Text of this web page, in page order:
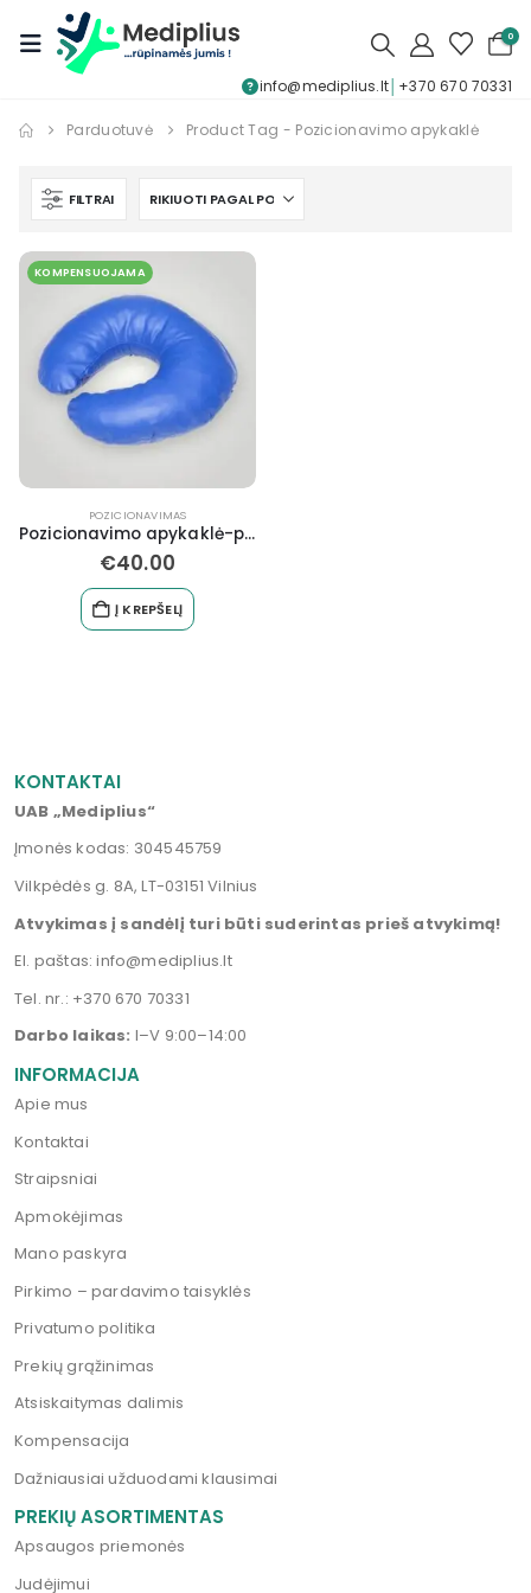
0
info@mediplius.lt│ +370 670 70331
Parduotuvė Product Tag - Pozicionavimo apykaklė
FILTRAI
KOMPENSUOJAMA
POZICIONAVIMAS
Pozicionavimo apykaklė-pagalvė
€40.00
Į KREPŠELĮ
KONTAKTAI
UAB „Mediplius“
Įmonės kodas: 304545759
Vilkpėdės g. 8A, LT-03151 Vilnius
Atvykimas į sandėlį turi būti suderintas prieš atvykimą!
El. paštas:info@mediplius.lt
Tel. nr.: +370 670 70331
Darbo laikas: I–V 9:00–14:00
INFORMACIJA
Apie mus
Kontaktai
Straipsniai
Apmokėjimas
Mano paskyra
Pirkimo – pardavimo taisyklės
Privatumo politika
Prekių grąžinimas
Atsiskaitymas dalimis
Kompensacija
Dažniausiai užduodami klausimai
PREKIŲ ASORTIMENTAS
Apsaugos priemonės
Judėjimui